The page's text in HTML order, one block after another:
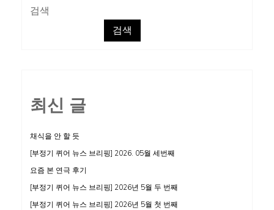
이
김
검색
검색
최신 글
채식을 안 할 듯
[부정기 퀴어 뉴스 브리핑] 2026. 05월 세번째
요즘 본 연극 후기
[부정기 퀴어 뉴스 브리핑] 2026년 5월 두 번째
[부정기 퀴어 뉴스 브리핑] 2026년 5월 첫 번째